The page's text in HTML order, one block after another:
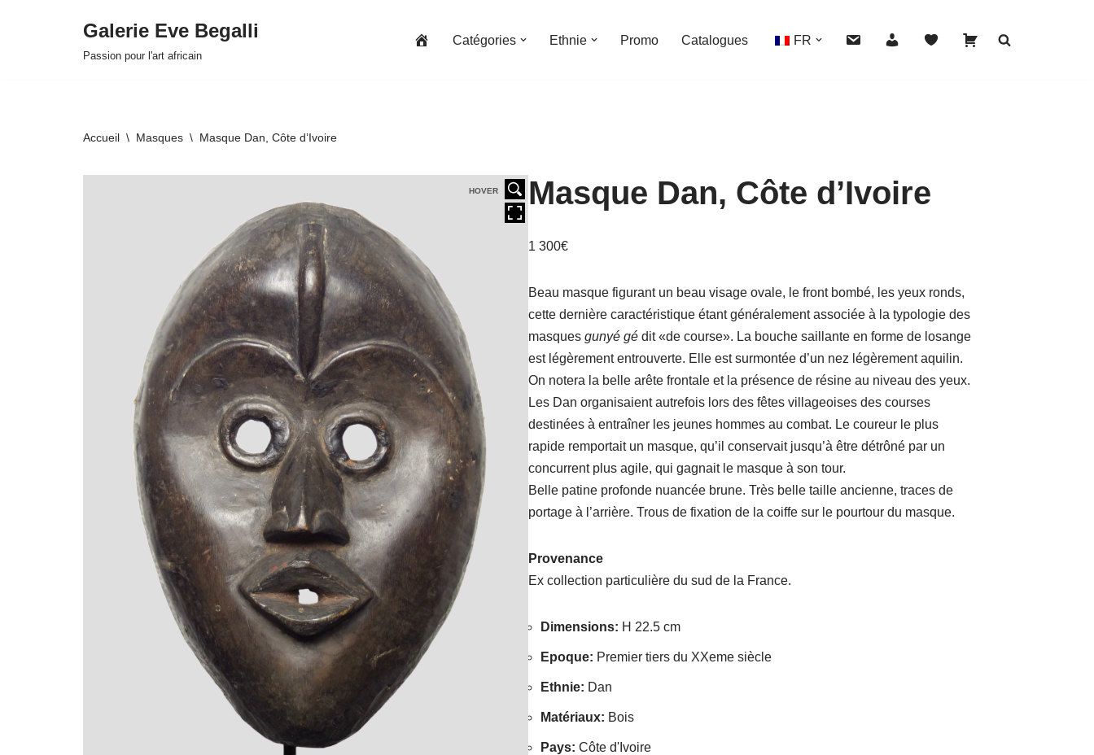
Galerie Eve Begalli
Passion pour l'art africain
Catégories Ethnie Promo Catalogues FR
Accueil \ Masques \ Masque Dan, Côte d’Ivoire
HOVER HOVER
Masque Dan, Côte d’Ivoire
1 300€
Beau masque figurant un beau visage ovale, le front bombé, les yeux ronds,
cette dernière caractéristique étant généralement associée à la typologie des
masquesgunyé gé dit «de course». La bouche saillante en forme de losange
est légèrement entrouverte. Elle est surmontée d’un nez légèrement aquilin.
On notera la belle arête frontale et la présence de résine au niveau des yeux.
Les Dan organisaient autrefois lors des fêtes villageoises des courses
destinées à entraîner les jeunes hommes au combat. Le coureur le plus
rapide remportait un masque, qu’il conservait jusqu’à être détrôné par un
concurrent plus agile, qui gagnait le masque à son tour.
Belle patine profonde nuancée brune. Très belle taille ancienne, traces de
portage à l’arrière. Trous de fixation de la coiffe sur le pourtour du masque.
Provenance
Ex collection particulière du sud de la France.
Dimensions: H 22.5 cm
Epoque: Premier tiers du XXeme siècle
Ethnie: Dan
Matériaux: Bois
Pays:Côte d'Ivoire